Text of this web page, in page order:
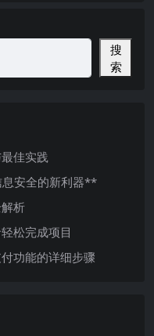
搜
索
佳实践
安全的新利器**
析
松完成项目
功能的详细步骤